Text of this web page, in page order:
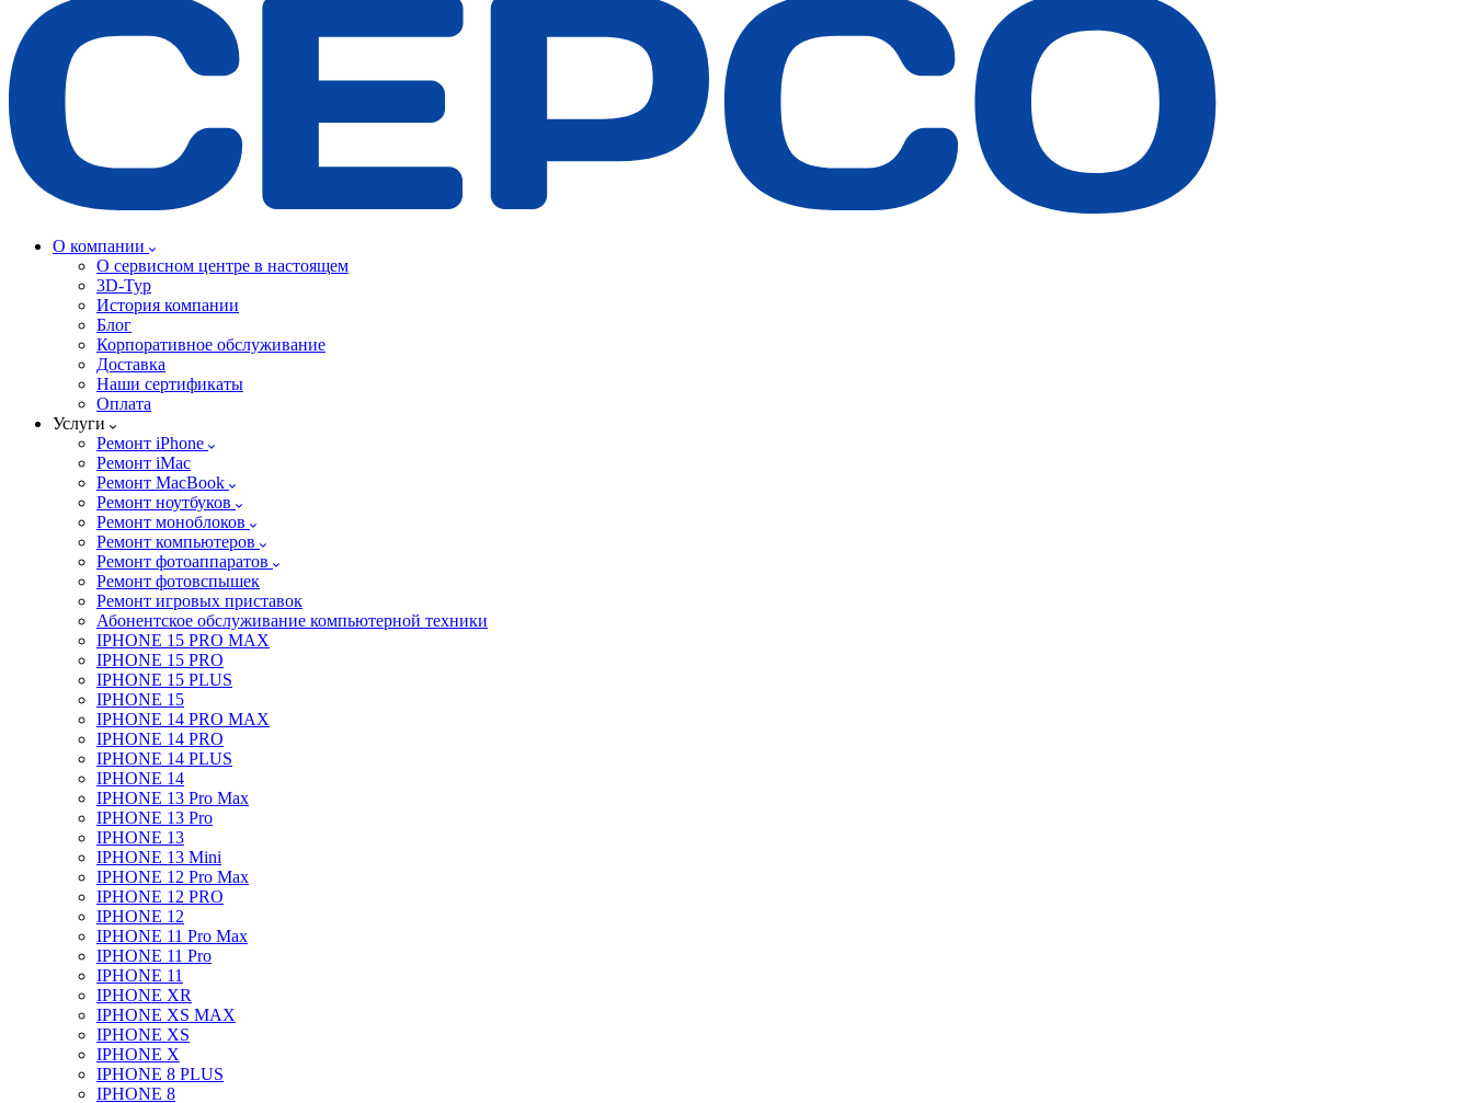
О компании
О сервисном центре в настоящем
3D-Тур
История компании
Блог
Корпоративное обслуживание
Доставка
Наши сертификаты
Оплата
Услуги
Ремонт iPhone
Ремонт iMac
Ремонт MacBook
Ремонт ноутбуков
Ремонт моноблоков
Ремонт компьютеров
Ремонт фотоаппаратов
Ремонт фотовспышек
Ремонт игровых приставок
Абонентское обслуживание компьютерной техники
IPHONE 15 PRO MAX
IPHONE 15 PRO
IPHONE 15 PLUS
IPHONE 15
IPHONE 14 PRO MAX
IPHONE 14 PRO
IPHONE 14 PLUS
IPHONE 14
IPHONE 13 Pro Max
IPHONE 13 Pro
IPHONE 13
IPHONE 13 Mini
IPHONE 12 Pro Max
IPHONE 12 PRO
IPHONE 12
IPHONE 11 Pro Max
IPHONE 11 Pro
IPHONE 11
IPHONE XR
IPHONE XS MAX
IPHONE XS
IPHONE X
IPHONE 8 PLUS
IPHONE 8